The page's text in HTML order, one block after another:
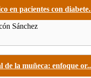
en pacientes con
Sánchez
de la muñeca: enfoque